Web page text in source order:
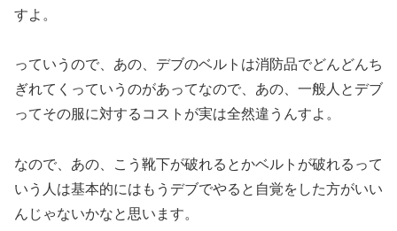
すよ。
っていうので、あの、デブのベルトは消防品でどんどんち
ぎれてくっていうのがあってなので、あの、一般人とデブ
ってその服に対するコストが実は全然違うんすよ。
なので、あの、こう靴下が破れるとかベルトが破れるって
いう人は基本的にはもうデブでやると自覚をした方がいい
んじゃないかなと思います。